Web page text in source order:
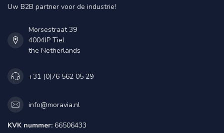
Uw B2B partner voor de industrie!
Morsestraat 39
4004JP Tiel
the Netherlands
+31 (0)76 562 05 29
info@moravia.nl
KVK nummer: 66506433